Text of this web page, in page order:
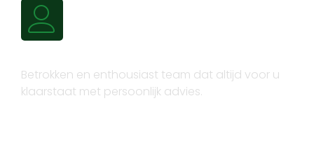
Betrokken en enthousiast team dat altijd voor u
klaarstaat met persoonlijk advies.